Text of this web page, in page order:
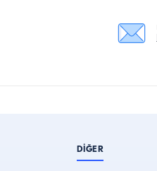
DİĞER